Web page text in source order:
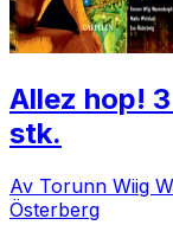
Allez hop!
stk.
Av Torunn Wiig
Österberg